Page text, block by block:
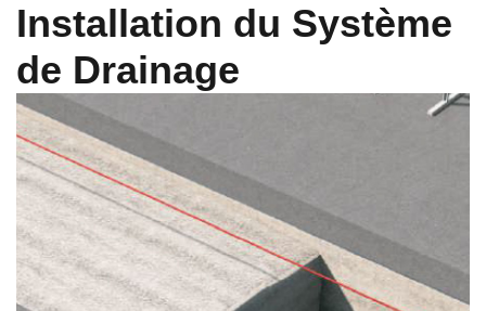
Installation du Système
de Drainage